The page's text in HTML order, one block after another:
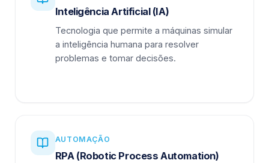
Inteligência Artificial (IA)
Tecnologia que permite a máquinas simular
a inteligência humana para resolver
problemas e tomar decisões.
AUTOMAÇÃO
RPA (Robotic Process Automation)